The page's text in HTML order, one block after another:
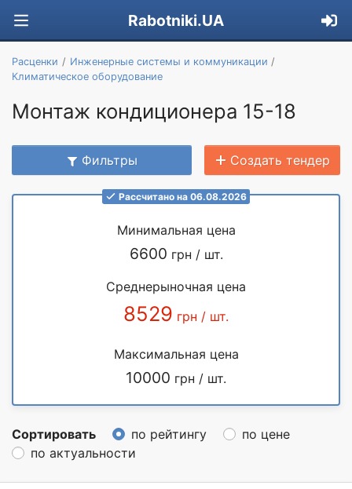
Rabotniki.UA
Расценки
Инженерные системы и коммуникации
Климатическое оборудование
Монтаж кондиционера 15-18
Фильтры Создать тендер
Рассчитано на 06.08.2026
Минимальная цена
6600 грн / шт.
Среднерыночная цена
8529 грн / шт.
Максимальная цена
10000 грн / шт.
Сортировать по рейтингу
по цене
по актуальности